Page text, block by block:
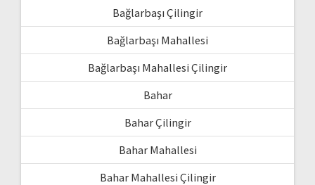
Bağlarbaşı Çilingir
Bağlarbaşı Mahallesi
Bağlarbaşı Mahallesi Çilingir
Bahar
Bahar Çilingir
Bahar Mahallesi
Bahar Mahallesi Çilingir